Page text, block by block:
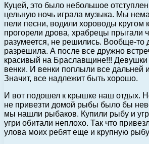
Куцей, это было небольшое
цельную ночь играла музыка. Мы
пели песни, водили хороводы кругом
прогорели дрова, храбрецы прыгали
разумеется, не решились. Вообще-то
разрешила. А после все дружно
красивый на Браславщине!!! Девушки
венки. И венки поплыли все дальней
Значит, все надлежит быть хорошо.
И вот подошел к крышке наш отдых.
не привезти домой рыбы было бы
мы нашли рыбаков. Купили рыбу и
угри обитали неплохо. Так что
улова моих ребят еще и крупную